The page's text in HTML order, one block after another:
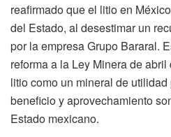
reafirmado que el litio en
del Estado, al desestimar un
por la empresa Grupo Bararal.
reforma a la Ley Minera de
litio como un mineral de
beneficio y aprovechamiento
Estado mexicano.